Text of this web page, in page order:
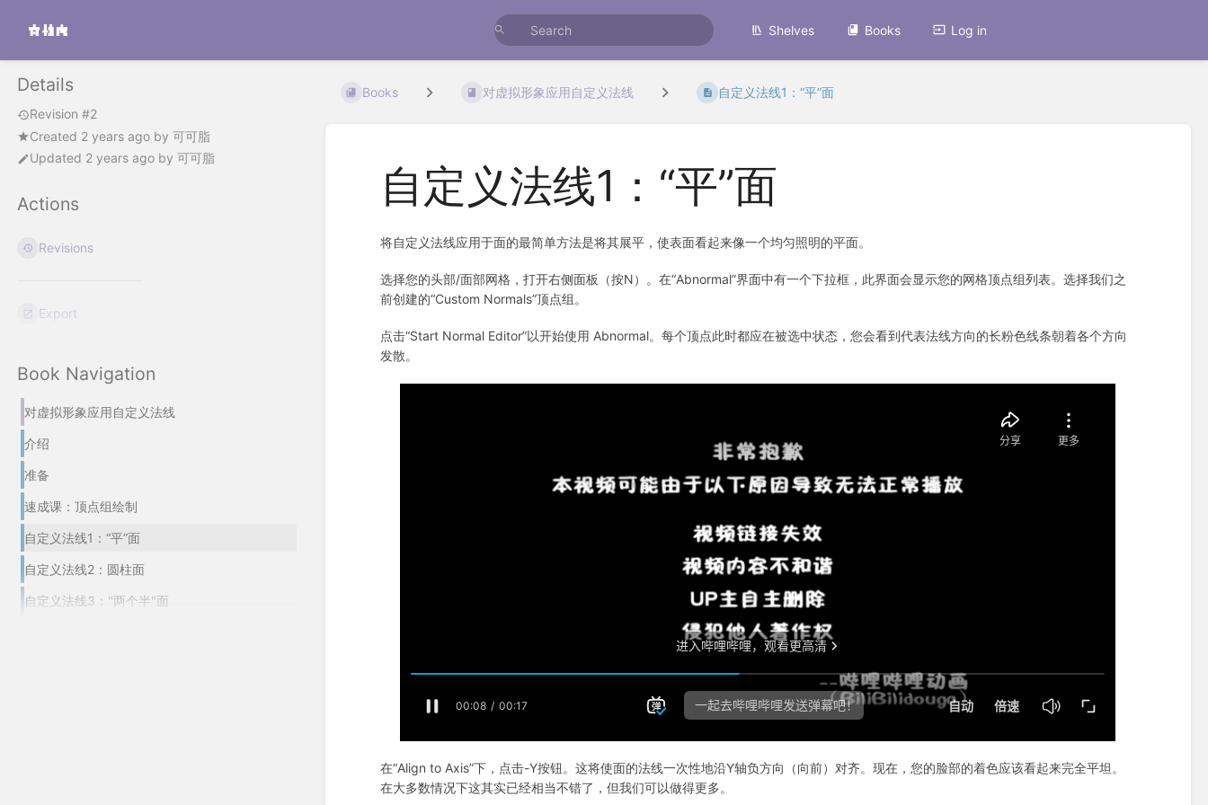
Shelves Books Log in
Details
Revision #2
Created 2 years ago by 可可脂
Updated 2 years ago by 可可脂
Actions
Revisions
Export
Book Navigation
对虚拟形象应用自定义法线
介绍
准备
速成课：顶点组绘制
自定义法线1：“平”面
自定义法线2：圆柱面
自定义法线3："两个半"面
Books 对虚拟形象应用自定义法线 自定义法线1：“平”面
自定义法线1：“平”面
将自定义法线应用于面的最简单方法是将其展平，使表面看起来像一个均匀照明的平面。
选择您的头部/面部网格，打开右侧面板（按N）。在“Abnormal”界面中有一个下拉框，此界面会显示您的网格顶点组列表。选择我们之
前创建的“Custom Normals”顶点组。
点击“Start Normal Editor”以开始使用 Abnormal。每个顶点此时都应在被选中状态，您会看到代表法线方向的长粉色线条朝着各个方向
发散。
在“Align to Axis”下，点击-Y按钮。这将使面的法线一次性地沿Y轴负方向（向前）对齐。现在，您的脸部的着色应该看起来完全平坦。
在大多数情况下这其实已经相当不错了，但我们可以做得更多。